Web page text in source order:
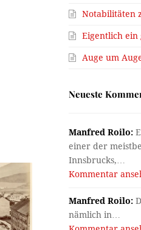
Notabilitäten
Eigentlich ein
Auge um
Neueste
Manfred Roilo:
einer der
Innsbrucks,…
Kommentar
Manfred Roilo:
nämlich in…